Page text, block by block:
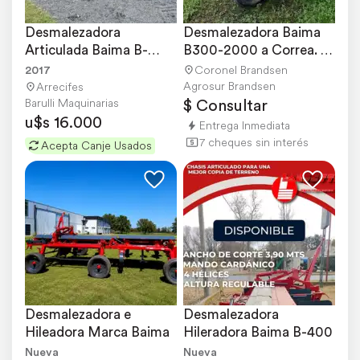
Desmalezadora
Articulada Baima B-
5200 año 2017
2017
Arrecifes
Barulli Maquinarias
u$s 16.000
Acepta Canje Usados
Desmalezadora Baima
B300-2000 a Correa.
Disponible
Coronel Brandsen
Agrosur Brandsen
$ Consultar
Entrega Inmediata
7 cheques sin interés
Desmalezadora e
Hileadora Marca Baima
Nueva
Desmalezadora
Hileradora Baima B-400
Nueva